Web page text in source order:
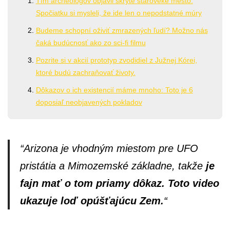
Spočiatku si mysleli, že ide len o nepodstatné múry
Budeme schopní oživiť zmrazených ľudí? Možno nás
čaká budúcnosť ako zo sci-fi filmu
Pozrite si v akcií prototyp zvodidiel z Južnej Kórei,
ktoré budú zachraňovať životy.
Dôkazov o ich existencií máme mnoho: Toto je 6
doposiaľ neobjavených pokladov
“Arizona je vhodným miestom pre UFO
pristátia a Mimozemské základne, takže je
fajn mať o tom priamy dôkaz. Toto video
ukazuje loď opúšťajúcu Zem.“